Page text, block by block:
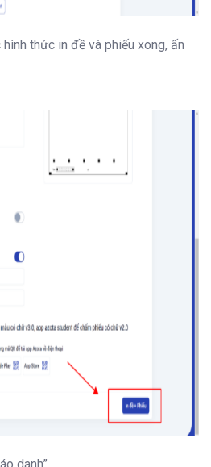
thức in đề và phiếu xong, ấn